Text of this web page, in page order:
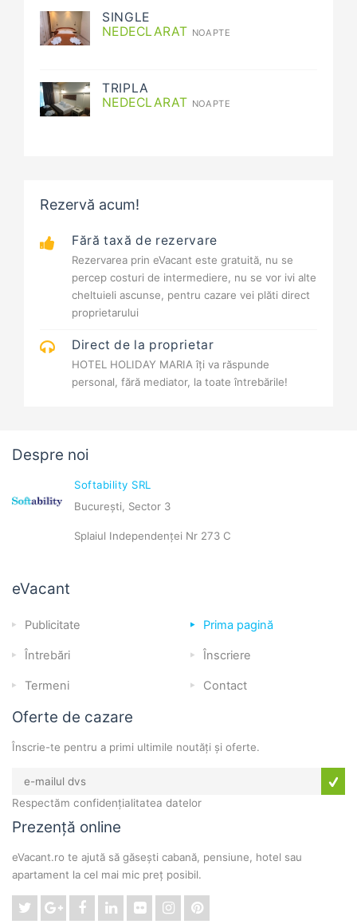
SINGLE
NEDECLARAT NOAPTE
TRIPLA
NEDECLARAT NOAPTE
Rezervă acum!
Fără taxă de rezervare
Rezervarea prin eVacant este gratuită, nu se
percep costuri de intermediere, nu se vor ivi alte
cheltuieli ascunse, pentru cazare vei plăti direct
proprietarului
Direct de la proprietar
HOTEL HOLIDAY MARIA îți va răspunde
personal, fără mediator, la toate întrebările!
Despre noi
Softability SRL
București, Sector 3
Splaiul Independenței Nr 273 C
eVacant
Publicitate Prima pagină
Întrebări Înscriere
Termeni Contact
Oferte de cazare
Înscrie-te pentru a primi ultimile noutăți și oferte.
Respectăm confidențialitatea datelor
Prezență online
eVacant.ro te ajută să găsești cabană, pensiune, hotel sau
apartament la cel mai mic preț posibil.